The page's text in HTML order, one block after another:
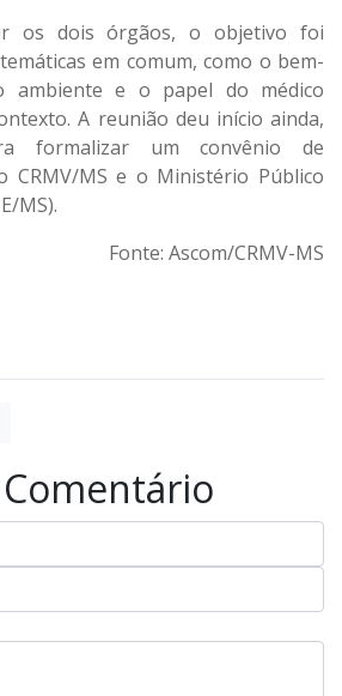
os dois órgãos, o objetivo foi
em comum, como o bem-
ambiente e o papel do médico
A reunião deu início ainda,
formalizar um convênio de
CRMV/MS e o Ministério Público
MS).
Fonte: Ascom/CRMV-MS